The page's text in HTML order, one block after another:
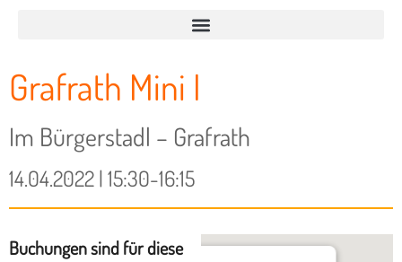
Grafrath Mini I
Im Bürgerstadl – Grafrath
14.04.2022 | 15:30-16:15
Buchungen sind für diese